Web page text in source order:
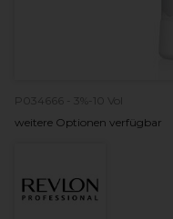
P034666 - 3%-10 Vol
weitere Optionen verfügbar